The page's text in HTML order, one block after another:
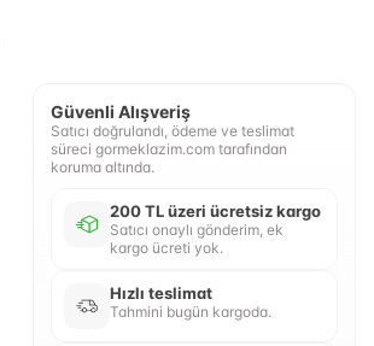
Güvenli Alışveriş
Satıcı doğrulandı, ödeme ve teslimat
süreci gormeklazim.com tarafından
koruma altında.
200 TL üzeri ücretsiz kargo
Satıcı onaylı gönderim, ek
kargo ücreti yok.
Hızlı teslimat
Tahmini bugün kargoda.